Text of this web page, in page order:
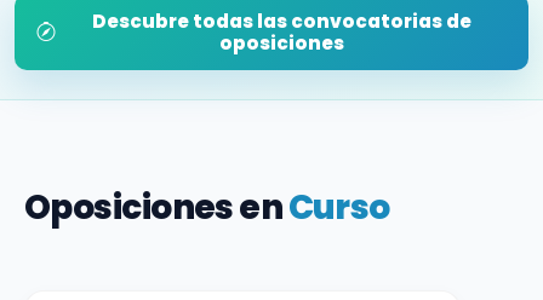
Descubre todas las convocatorias de
oposiciones
Oposiciones enCurso